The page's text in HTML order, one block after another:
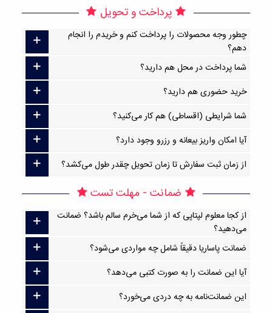
پرداخت و تحویل
چطور وجه محصولات را پرداخت کنم و خریدم را انجام
دهم؟
شما پرداخت در محل هم دارید؟
خرید حضوری هم دارید؟
شما شرایطی (اقساطی) هم کار می‌کنید؟
آیا امکان واریز بیعانه و رزرو وجود دارد؟
از زمان ثبت سفارش تا زمان تحویل چقدر طول می‌کشد؟
ضمانت - مهلت تست
از کجا معلوم لپتاپی که از شما می‌خرم سالم باشد؟ ضمانت
می‌دهید؟
ضمانت پاساریا دقیقاً شامل چه مواردی می‌شود؟
آیا این ضمانت را به صورت کتبی می‌دهد؟
این ضمانت‌نامه به چه دردی می‌خورد؟